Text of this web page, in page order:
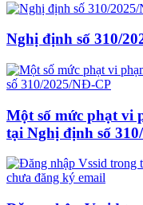
Nghị định số 310/
Một số mức phạt vi
tại Nghị định số